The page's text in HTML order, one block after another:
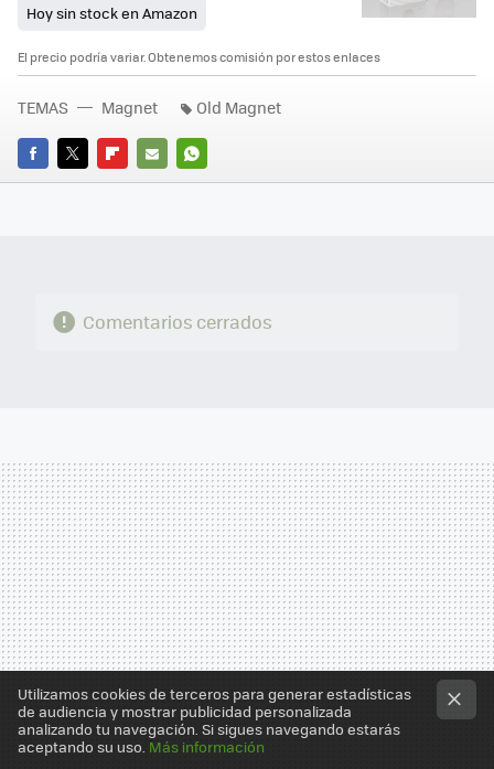
Hoy sin stock en Amazon
El precio podría variar. Obtenemos comisión por estos enlaces
FACEBOOK
TWITTERFLIPBOARD
E-
WHATSAPP
TEMAS Magnet Old Magnet
Comentarios cerrados
Utilizamos cookies de terceros para generar estadísticas
de audiencia y mostrar publicidad personalizada
analizando tu navegación. Si sigues navegando estarás
aceptando su uso. Más información